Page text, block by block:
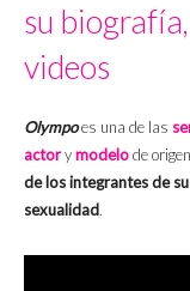
su
videos
Olympoes una de las
actorymodelode origen
de los integrantes de
sexualidad.